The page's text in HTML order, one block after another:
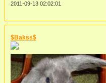
2011-09-13 02:02:01
$Bakss$